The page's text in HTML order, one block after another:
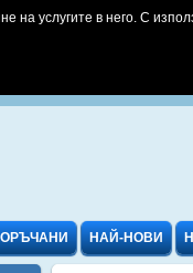
на услугите в него. С
НАЙ-НОВИ